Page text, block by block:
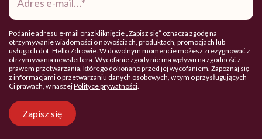
mail*
Podanie adresu e-mail oraz kliknięcie „Zapisz się” oznacza zgodę na
otrzymywanie wiadomości o nowościach, produktach, promocjach lub
usługach dot. Hello Zdrowie. W dowolnym momencie możesz zrezygnować z
otrzymywania newslettera. Wycofanie zgody nie ma wpływu na zgodność z
prawem przetwarzania, którego dokonano przed jej wycofaniem. Zapoznaj się
z informacjami o przetwarzaniu danych osobowych, w tym o przysługujących
Ci prawach, w naszejPolityce prywatności.
Zapisz się